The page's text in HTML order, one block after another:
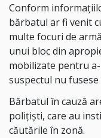
Conform
bărbatul ar fi venit
multe focuri de
unui bloc din
mobilizate pentru
suspectul nu
Bărbatul în cauză
polițiști, care au
căutările în zonă.